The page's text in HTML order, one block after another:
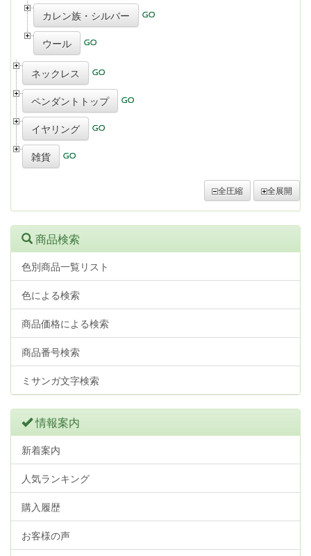
カレン族・シルバー
ウール
ネックレス
ペンダントトップ
イヤリング
雑貨
全圧縮 全展開
商品検索
色別商品一覧リスト
色による検索
商品価格による検索
商品番号検索
ミサンガ文字検索
情報案内
新着案内
人気ランキング
購入履歴
お客様の声